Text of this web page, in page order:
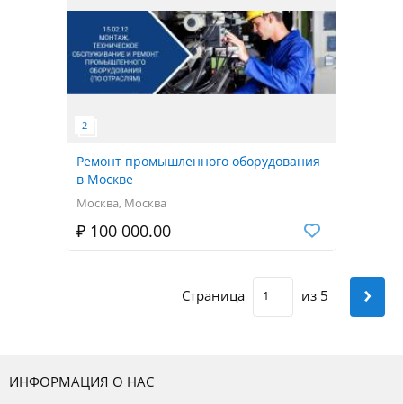
Ремонт промышленного оборудования
в Москве
Москва, Москва
₽ 100 000.00
Страница из 5 ›
ИНФОРМАЦИЯ О НАС